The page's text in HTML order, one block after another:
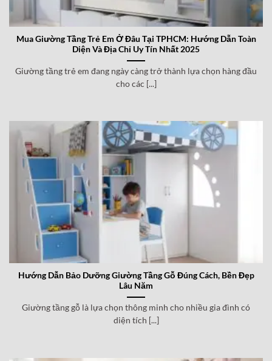
Mua Giường Tầng Trẻ Em Ở Đâu Tại TPHCM: Hướng Dẫn Toàn
Diện Và Địa Chỉ Uy Tín Nhất 2025
Giường tầng trẻ em đang ngày càng trở thành lựa chọn hàng đầu
cho các [...]
Hướng Dẫn Bảo Dưỡng Giường Tầng Gỗ Đúng Cách, Bền Đẹp
Lâu Năm
Giường tầng gỗ là lựa chọn thông minh cho nhiều gia đình có
diện tích [...]